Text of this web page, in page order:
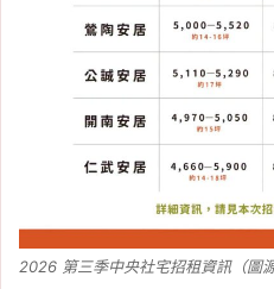
2026 第三季中央社宅招租資訊（圖